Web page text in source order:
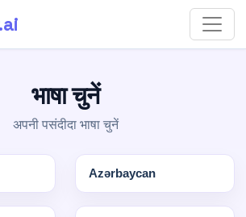
भाषा चुनें
अपनी पसंदीदा भाषा चुनें
Azərbaycan